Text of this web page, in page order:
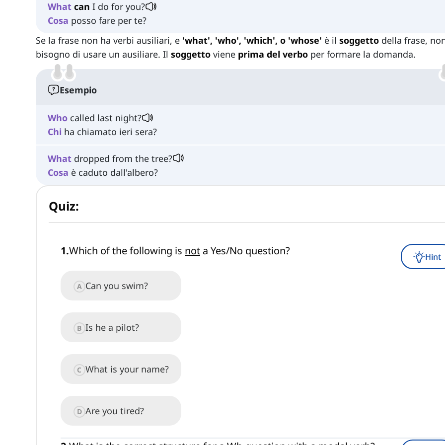
What can I do for you?
Cosa posso fare per te?
Se la frase non ha verbi ausiliari, e 'what', 'who', 'which', o 'whose' è il soggetto della frase,
bisogno di usare un ausiliare. Il soggetto viene prima del verbo per formare la domanda.
Esempio
Who called last night?
Chi ha chiamato ieri sera?
What dropped from the tree?
Cosa è caduto dall'albero?
Quiz:
1.Which of the following is not a Yes/No question? Hint
A Can you swim?
B Is he a pilot?
C What is your name?
D Are you tired?